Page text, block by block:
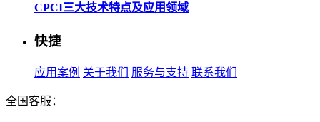
CPCI三大技术特点及应用领域
快捷
应用案例 关于我们 服务与支持 联系我们
全国客服：